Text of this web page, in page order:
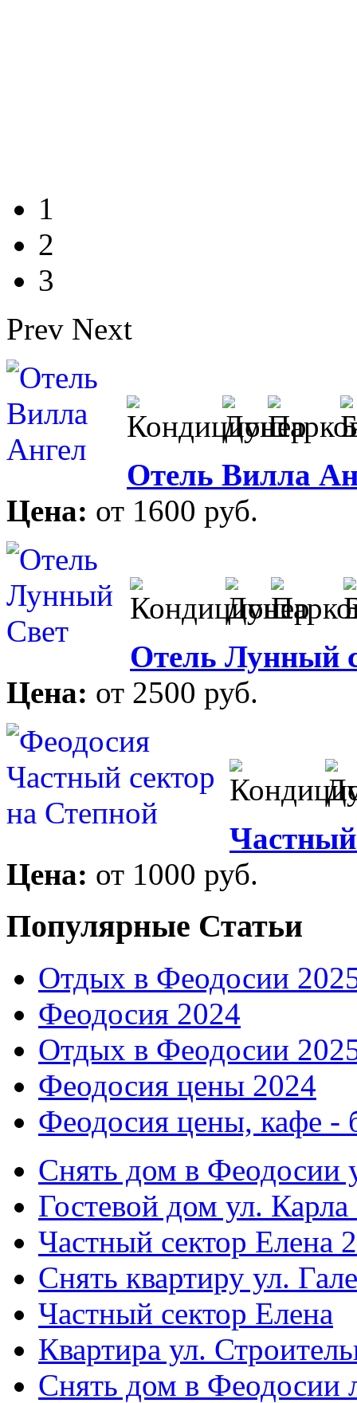
1
2
3
Prev Next
Отель Вилла
Цена: от 1600 руб.
Отель Лунный
Цена: от 2500 руб.
Частный
Цена: от 1000 руб.
Популярные Статьи
Отдых в Феодосии
Феодосия 2024
Отдых в Феодосии
Феодосия цены 2024
Феодосия цены, кафе -
Снять дом в Феодосии
Гостевой дом ул.
Частный сектор Елена 2
Снять квартиру ул.
Частный сектор Елена
Квартира ул.
Снять дом в Феодосии